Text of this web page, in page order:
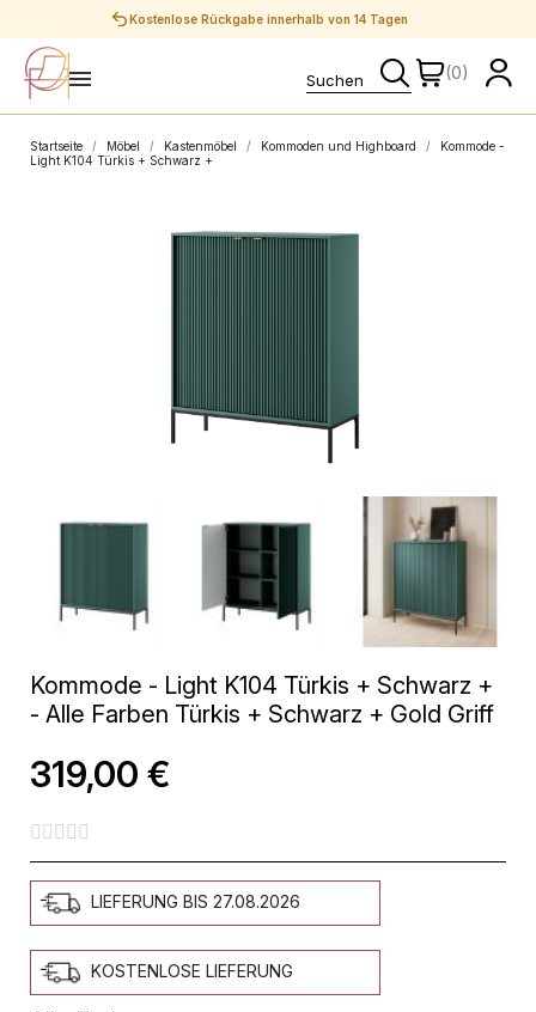
Sichere Zahlungen
(0)
Startseite Möbel Kastenmöbel Kommoden und Highboard
Kommode -
Light K104 Türkis + Schwarz +
Kommode - Light K104 Türkis + Schwarz +
- Alle Farben Türkis + Schwarz + Gold Griff
319,00 €
    
LIEFERUNG BIS 27.08.2026
KOSTENLOSE LIEFERUNG